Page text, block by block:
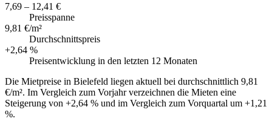
7,69 – 12,41 €
Preisspanne
9,81 €/m²
Durchschnittspreis
+2,64 %
Preisentwicklung in den letzten 12 Monaten
Die Mietpreise in Bielefeld liegen aktuell bei durchschnittlich 9,81
€/m². Im Vergleich zum Vorjahr verzeichnen die Mieten eine
Steigerung von +2,64 % und im Vergleich zum Vorquartal um +1,21
%.